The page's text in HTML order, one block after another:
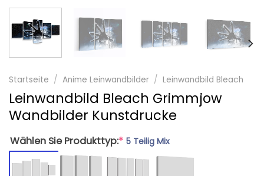
Startseite / Anime Leinwandbilder / Leinwandbild Bleach
Leinwandbild Bleach Grimmjow
Wandbilder Kunstdrucke
Wählen Sie Produkttyp:* 5 Teilig Mix